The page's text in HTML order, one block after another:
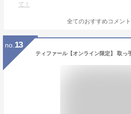
て！
全てのおすすめコメント
no. 13